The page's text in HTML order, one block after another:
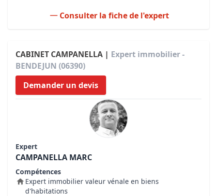
Consulter la fiche de l'expert
CABINET CAMPANELLA | Expert immobilier -
BENDEJUN (06390)
Demander un devis
Expert
CAMPANELLA MARC
Compétences
Expert immobilier valeur vénale en biens
d'habitations